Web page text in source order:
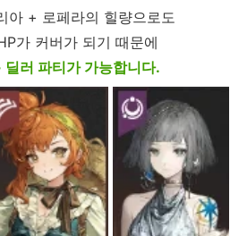
아 + 로페라의 힐량으로도
가 커버가 되기 때문에
딜러 파티가 가능합니다.